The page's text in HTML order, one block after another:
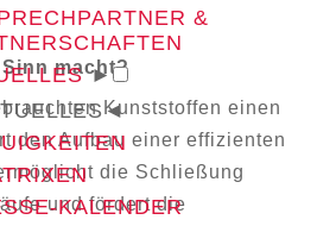
&
►
◄
KALENDER
macht?
Kunststoffen einen
den Aufbau einer effizienten
die Schließung
und fördert die